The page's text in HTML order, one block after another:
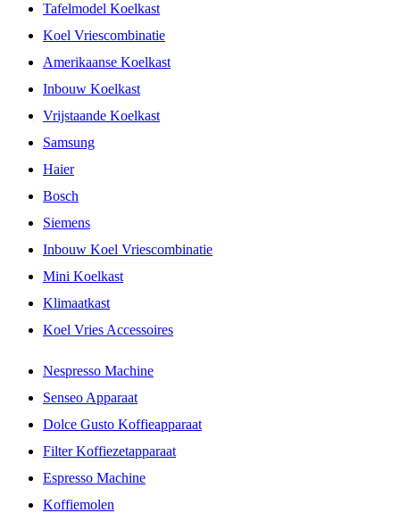
Tafelmodel Koelkast
Koel Vriescombinatie
Amerikaanse Koelkast
Inbouw Koelkast
Vrijstaande Koelkast
Samsung
Haier
Bosch
Siemens
Inbouw Koel Vriescombinatie
Mini Koelkast
Klimaatkast
Koel Vries Accessoires
Nespresso Machine
Senseo Apparaat
Dolce Gusto Koffieapparaat
Filter Koffiezetapparaat
Espresso Machine
Koffiemolen